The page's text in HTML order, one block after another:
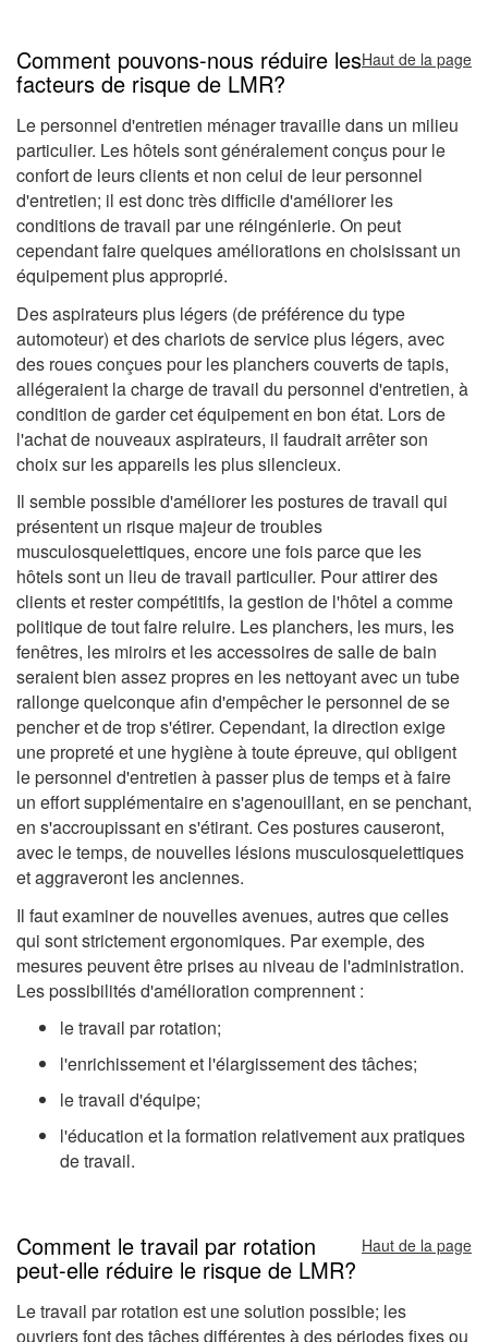
Comment pouvons-nous réduire les
facteurs de risque de LMR?
Haut de la page
Le personnel d'entretien ménager travaille dans un milieu
particulier. Les hôtels sont généralement conçus pour le
confort de leurs clients et non celui de leur personnel
d'entretien; il est donc très difficile d'améliorer les
conditions de travail par une réingénierie. On peut
cependant faire quelques améliorations en choisissant un
équipement plus approprié.
Des aspirateurs plus légers (de préférence du type
automoteur) et des chariots de service plus légers, avec
des roues conçues pour les planchers couverts de tapis,
allégeraient la charge de travail du personnel d'entretien, à
condition de garder cet équipement en bon état. Lors de
l'achat de nouveaux aspirateurs, il faudrait arrêter son
choix sur les appareils les plus silencieux.
Il semble possible d'améliorer les postures de travail qui
présentent un risque majeur de troubles
musculosquelettiques, encore une fois parce que les
hôtels sont un lieu de travail particulier. Pour attirer des
clients et rester compétitifs, la gestion de l'hôtel a comme
politique de tout faire reluire. Les planchers, les murs, les
fenêtres, les miroirs et les accessoires de salle de bain
seraient bien assez propres en les nettoyant avec un tube
rallonge quelconque afin d'empêcher le personnel de se
pencher et de trop s'étirer. Cependant, la direction exige
une propreté et une hygiène à toute épreuve, qui obligent
le personnel d'entretien à passer plus de temps et à faire
un effort supplémentaire en s'agenouillant, en se penchant,
en s'accroupissant en s'étirant. Ces postures causeront,
avec le temps, de nouvelles lésions musculosquelettiques
et aggraveront les anciennes.
Il faut examiner de nouvelles avenues, autres que celles
qui sont strictement ergonomiques. Par exemple, des
mesures peuvent être prises au niveau de l'administration.
Les possibilités d'amélioration comprennent :
le travail par rotation;
l'enrichissement et l'élargissement des tâches;
le travail d'équipe;
l'éducation et la formation relativement aux pratiques
de travail.
Comment le travail par rotation
peut-elle réduire le risque de LMR?
Haut de la page
Le travail par rotation est une solution possible; les
ouvriers font des tâches différentes à des périodes fixes ou